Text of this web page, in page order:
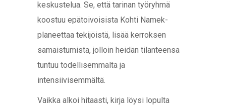
keskustelua. Se, että tarinan työryhmä
koostuu epätoivoisista Kohti Namek-
planeettaa tekijöistä, lisää kerroksen
samaistumista, jolloin heidän tilanteensa
tuntuu todellisemmalta ja
intensiivisemmältä.
Vaikka alkoi hitaasti, kirja löysi lopulta